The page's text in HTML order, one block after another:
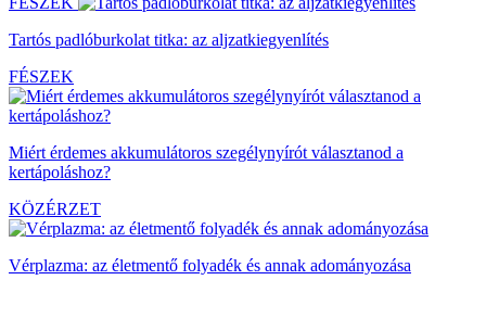
Tartós padlóburkolat titka: az aljzatkiegyenlítés
FÉSZEK
Miért érdemes akkumulátoros szegélynyírót választanod a
kertápoláshoz?
KÖZÉRZET
Vérplazma: az életmentő folyadék és annak adományozása